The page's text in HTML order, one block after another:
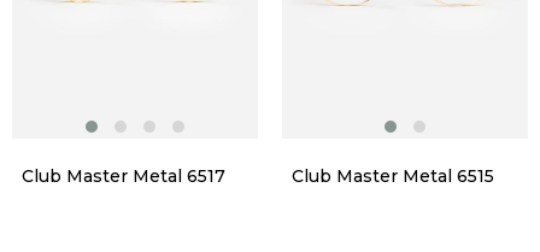
Club Master Metal 6517 Club Master Metal 6515